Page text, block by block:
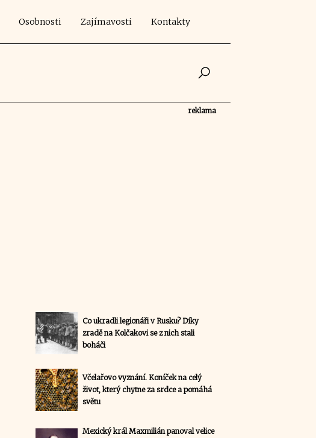
Osobnosti Zajímavosti Kontakty
reklama
Co ukradli legionáři v Rusku? Díky
zradě na Kolčakovi se z nich stali
boháči
Včelařovo vyznání. Koníček na celý
život, který chytne za srdce a pomáhá
světu
Mexický král Maxmilián panoval velice